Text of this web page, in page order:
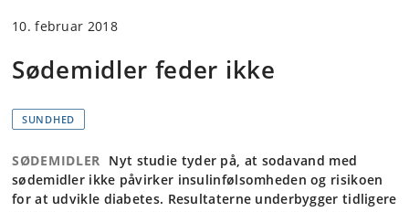
10. februar 2018
Sødemidler feder ikke
SUNDHED
SØDEMIDLER Nyt studie tyder på, at sodavand med
sødemidler ikke påvirker insulinfølsomheden og risikoen
for at udvikle diabetes. Resultaterne underbygger tidligere